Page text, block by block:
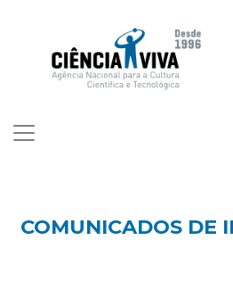
COMUNICADOS DE